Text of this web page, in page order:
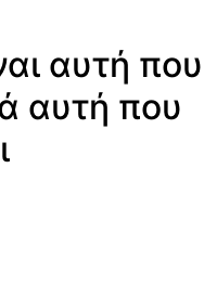
αυτή που
αυτή που